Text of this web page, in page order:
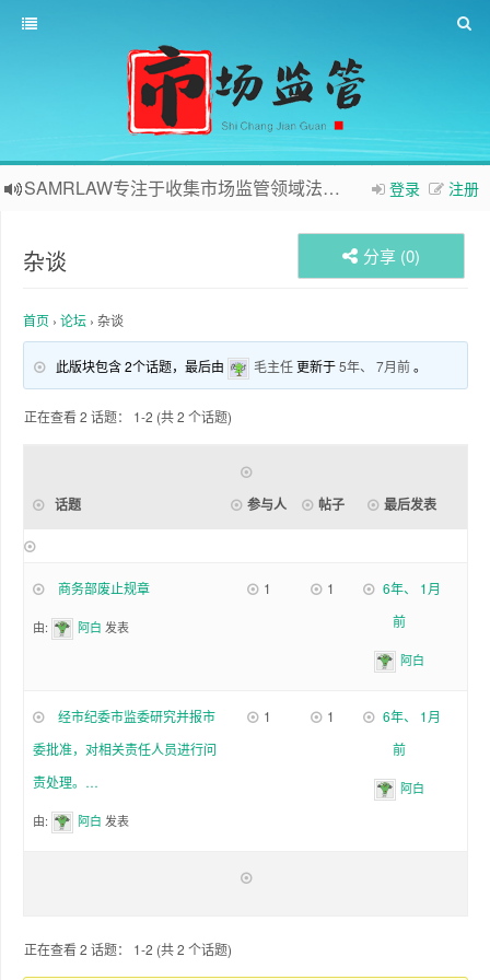
登录 注册
SAMRLAW专注于收集市场监管领域法律相关内容
杂谈 分享 (0)
首页 › 论坛 › 杂谈
此版块包含 2个话题，最后由 毛主任更新于5年、 7月前。
正在查看 2 话题： 1-2 (共 2 个话题)
话题 参与人 帖子 最后发表
商务部废止规章
由: 阿白 发表
1 1
6年、 1月
前
阿白
经市纪委市监委研究并报市
委批准，对相关责任人员进行问
责处理。…
由: 阿白 发表
1 1
6年、 1月
前
阿白
正在查看 2 话题： 1-2 (共 2 个话题)